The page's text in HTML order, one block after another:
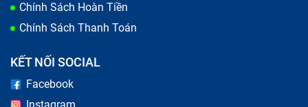
Chính Sách Hoàn Tiền
Chính Sách Thanh Toán
KẾT NỐI SOCIAL
Facebook
Instagram